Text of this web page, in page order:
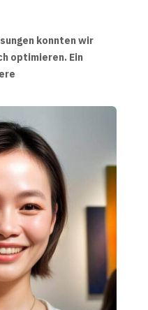
konnten wir
optimieren. Ein